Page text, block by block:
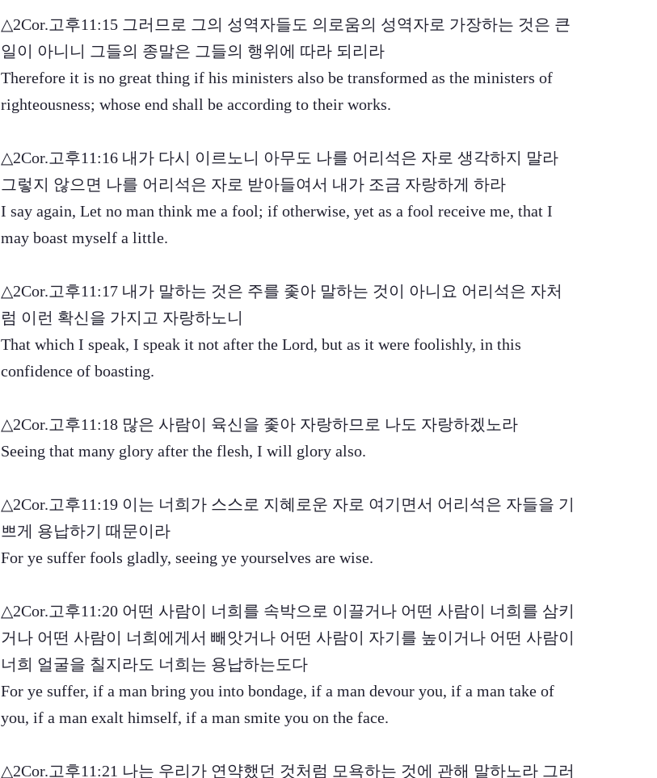
△2Cor.고후11:15 그러므로 그의 성역자들도 의로움의 성역자로 가장하는 것은 큰
일이 아니니 그들의 종말은 그들의 행위에 따라 되리라
Therefore it is no great thing if his ministers also be transformed as the ministers of
righteousness; whose end shall be according to their works.
△2Cor.고후11:16 내가 다시 이르노니 아무도 나를 어리석은 자로 생각하지 말라
그렇지 않으면 나를 어리석은 자로 받아들여서 내가 조금 자랑하게 하라
I say again, Let no man think me a fool; if otherwise, yet as a fool receive me, that I
may boast myself a little.
△2Cor.고후11:17 내가 말하는 것은 주를 좇아 말하는 것이 아니요 어리석은 자처
럼 이런 확신을 가지고 자랑하노니
That which I speak, I speak it not after the Lord, but as it were foolishly, in this
confidence of boasting.
△2Cor.고후11:18 많은 사람이 육신을 좇아 자랑하므로 나도 자랑하겠노라
Seeing that many glory after the flesh, I will glory also.
△2Cor.고후11:19 이는 너희가 스스로 지혜로운 자로 여기면서 어리석은 자들을 기
쁘게 용납하기 때문이라
For ye suffer fools gladly, seeing ye yourselves are wise.
△2Cor.고후11:20 어떤 사람이 너희를 속박으로 이끌거나 어떤 사람이 너희를 삼키
거나 어떤 사람이 너희에게서 빼앗거나 어떤 사람이 자기를 높이거나 어떤 사람이
너희 얼굴을 칠지라도 너희는 용납하는도다
For ye suffer, if a man bring you into bondage, if a man devour you, if a man take of
you, if a man exalt himself, if a man smite you on the face.
△2Cor.고후11:21 나는 우리가 연약했던 것처럼 모욕하는 것에 관해 말하노라 그러